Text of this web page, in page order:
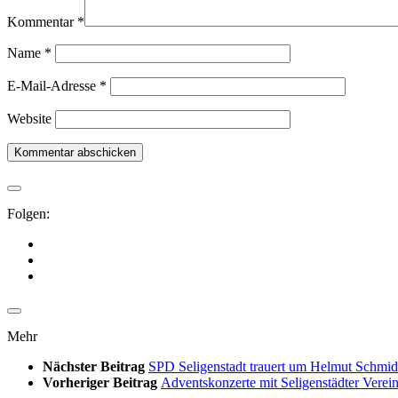
Kommentar *
Name *
E-Mail-Adresse *
Website
Folgen:
Mehr
Nächster Beitrag SPD Seligenstadt trauert um Helmut
Vorheriger Beitrag Adventskonzerte mit Seligenstädter